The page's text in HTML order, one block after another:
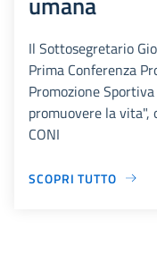
Il Sottosegretario
Prima Conferenza
Promozione
promuovere la vita",
CONI
SCOPRI TUTTO